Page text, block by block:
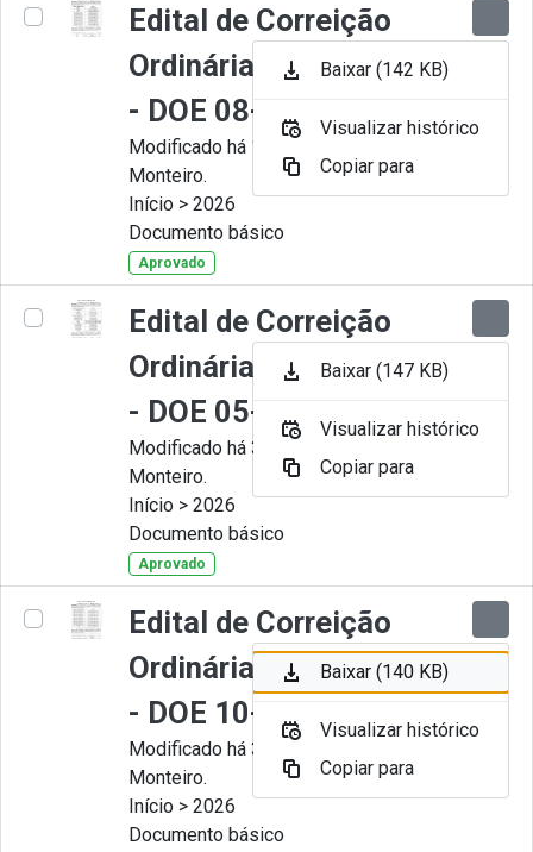
Edital de Correição
Ordinária nº 007-2026
- DOE 08-06-2026
Modificado há 1 Mês por Juliana
Monteiro.
Início > 2026
Documento básico
Aprovado
Edital de Correição
Ordinária nº 006-2026
- DOE 05-05-2026
Modificado há 3 Meses por Juliana
Monteiro.
Início > 2026
Documento básico
Aprovado
Edital de Correição
Ordinária nº 005-2026
- DOE 10-04-2026
Modificado há 3 Meses por Juliana
Monteiro.
Início > 2026
Documento básico
Baixar (142 KB)
Visualizar histórico
Copiar para
Baixar (147 KB)
Visualizar histórico
Copiar para
Baixar (140 KB)
Visualizar histórico
Copiar para